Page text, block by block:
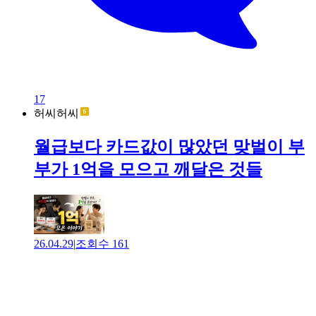
17
허씨허씨
월급보다 카드값이 많았던 맞벌이 부
부가 1억을 모으고 깨달은 것들
26.04.29|조회수 161